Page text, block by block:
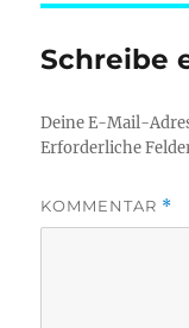
Schreibe
Deine E-Mail-
Erforderliche
KOMMENTAR *